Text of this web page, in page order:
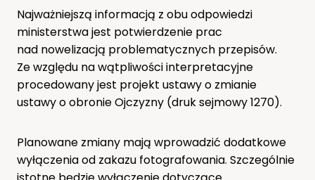
Najważniejszą informacją z obu odpowiedzi
ministerstwa jest potwierdzenie prac
nad nowelizacją problematycznych przepisów.
Ze względu na wątpliwości interpretacyjne
procedowany jest projekt ustawy o zmianie
ustawy o obronie Ojczyzny (druk sejmowy 1270).
Planowane zmiany mają wprowadzić dodatkowe
wyłączenia od zakazu fotografowania. Szczególnie